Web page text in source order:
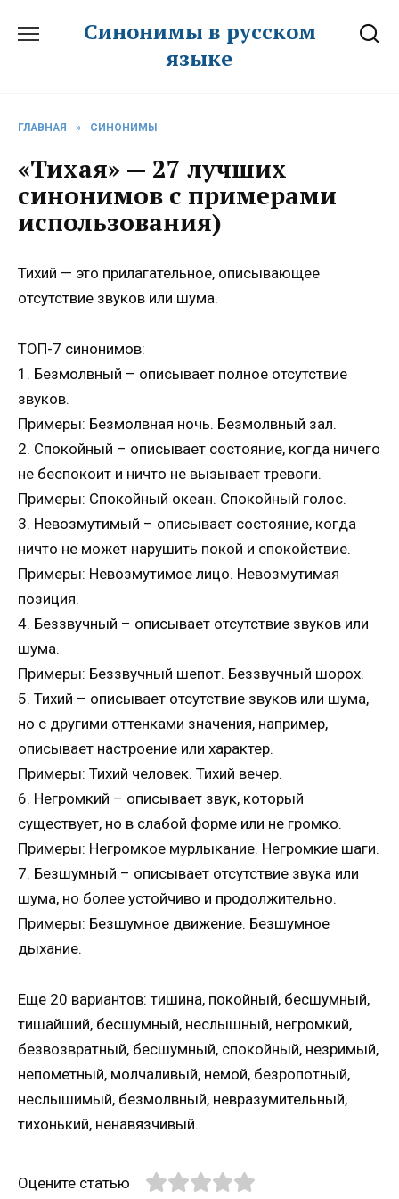
Синонимы в русском
языке
ГЛАВНАЯ » СИНОНИМЫ
«Тихая» — 27 лучших
синонимов с примерами
использования)
Тихий — это прилагательное, описывающее
отсутствие звуков или шума.
ТОП-7 синонимов:
1. Безмолвный – описывает полное отсутствие
звуков.
Примеры: Безмолвная ночь. Безмолвный зал.
2. Спокойный – описывает состояние, когда ничего
не беспокоит и ничто не вызывает тревоги.
Примеры: Спокойный океан. Спокойный голос.
3. Невозмутимый – описывает состояние, когда
ничто не может нарушить покой и спокойствие.
Примеры: Невозмутимое лицо. Невозмутимая
позиция.
4. Беззвучный – описывает отсутствие звуков или
шума.
Примеры: Беззвучный шепот. Беззвучный шорох.
5. Тихий – описывает отсутствие звуков или шума,
но с другими оттенками значения, например,
описывает настроение или характер.
Примеры: Тихий человек. Тихий вечер.
6. Негромкий – описывает звук, который
существует, но в слабой форме или не громко.
Примеры: Негромкое мурлыкание. Негромкие шаги.
7. Безшумный – описывает отсутствие звука или
шума, но более устойчиво и продолжительно.
Примеры: Безшумное движение. Безшумное
дыхание.
Еще 20 вариантов: тишина, покойный, бесшумный,
тишайший, бесшумный, неслышный, негромкий,
безвозвратный, бесшумный, спокойный, незримый,
непометный, молчаливый, немой, безропотный,
неслышимый, безмолвный, невразумительный,
тихонький, ненавязчивый.
Оцените статью